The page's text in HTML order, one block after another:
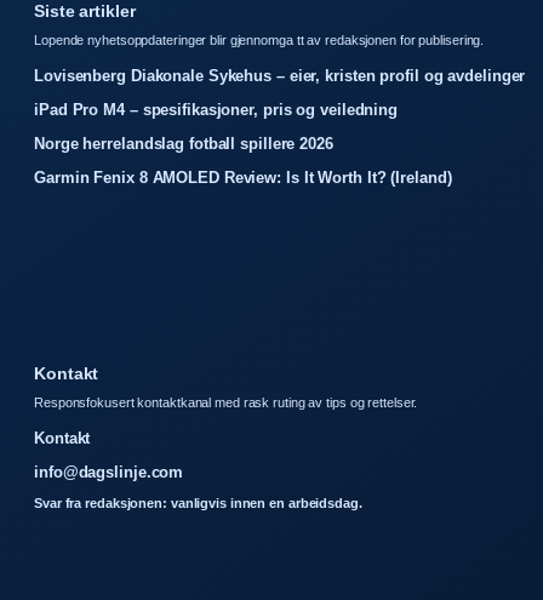
Siste artikler
Lopende nyhetsoppdateringer blir gjennomga tt av redaksjonen for publisering.
Lovisenberg Diakonale Sykehus – eier, kristen profil og avdelinger
iPad Pro M4 – spesifikasjoner, pris og veiledning
Norge herrelandslag fotball spillere 2026
Garmin Fenix 8 AMOLED Review: Is It Worth It? (Ireland)
Kontakt
Responsfokusert kontaktkanal med rask ruting av tips og rettelser.
Kontakt
info@dagslinje.com
Svar fra redaksjonen: vanligvis innen en arbeidsdag.